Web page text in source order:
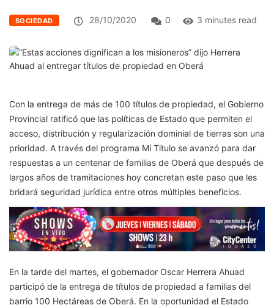
SOCIEDAD 28/10/2020 0 3 minutes read
Con la entrega de más de 100 títulos de propiedad, el Gobierno
Provincial ratificó que las políticas de Estado que permiten el
acceso, distribución y regularización dominial de tierras son una
prioridad. A través del programa Mi Titulo se avanzó para dar
respuestas a un centenar de familias de Oberá que después de
largos años de tramitaciones hoy concretan este paso que les
bridará seguridad jurídica entre otros múltiples beneficios.
En la tarde del martes, el gobernador Oscar Herrera Ahuad
participó de la entrega de títulos de propiedad a familias del
barrio 100 Hectáreas de Oberá. En la oportunidad el Estado